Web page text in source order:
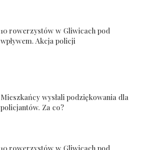
10 rowerzystów w Gliwicach pod
wpływem. Akcja policji
Mieszkańcy wysłali podziękowania dla
policjantów. Za co?